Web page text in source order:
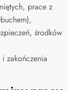
prace z
środków
zakończenia